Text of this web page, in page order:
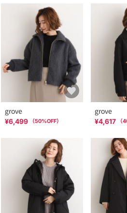
grove
¥6,499 （50%OFF）
grove
¥4,617 （